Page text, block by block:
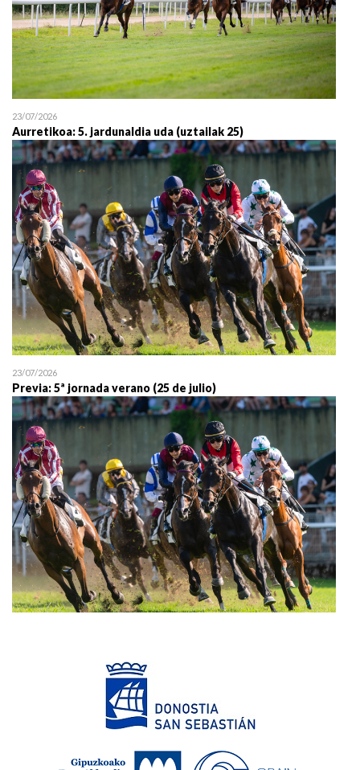
23/07/2026
Aurretikoa: 5. jardunaldia uda (uztailak 25)
23/07/2026
Previa: 5ª jornada verano (25 de julio)